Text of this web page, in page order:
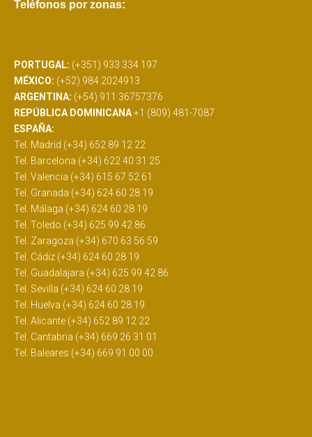
Teléfonos por zonas:
PORTUGAL: (+351) 933 334 197
MÉXICO: (+52) 984 2024913
ARGENTINA: (+54) 911 36757376
REPÚBLICA DOMINICANA+1 (809) 481-7087
ESPAÑA:
Tel. Madrid (+34) 652 89 12 22
Tel. Barcelona (+34) 622 40 31 25
Tel. Valencia (+34) 615 67 52 61
Tel. Granada (+34) 624 60 28 19
Tel. Málaga (+34) 624 60 28 19
Tel. Toledo (+34) 625 99 42 86
Tel. Zaragoza (+34) 670 63 56 59
Tel. Cádiz (+34) 624 60 28 19
Tel. Guadalajara (+34) 625 99 42 86
Tel. Sevilla (+34) 624 60 28 19
Tel. Huelva (+34) 624 60 28 19
Tel. Alicante (+34) 652 89 12 22
Tel. Cantabria (+34) 669 26 31 01
Tel. Baleares (+34) 669 91 00 00